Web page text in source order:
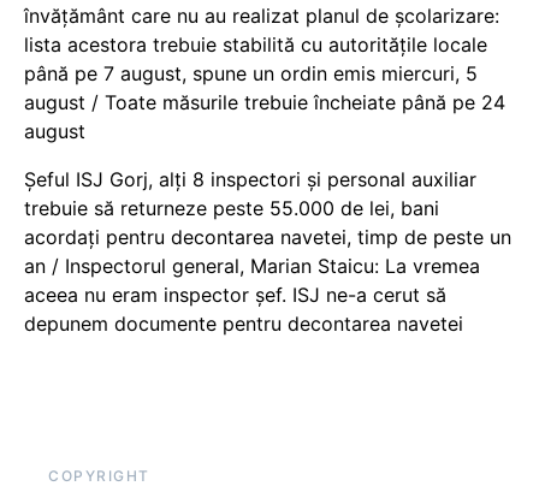
învățământ care nu au realizat planul de școlarizare:
lista acestora trebuie stabilită cu autoritățile locale
până pe 7 august, spune un ordin emis miercuri, 5
august / Toate măsurile trebuie încheiate până pe 24
august
Șeful ISJ Gorj, alți 8 inspectori și personal auxiliar
trebuie să returneze peste 55.000 de lei, bani
acordați pentru decontarea navetei, timp de peste un
an / Inspectorul general, Marian Staicu: La vremea
aceea nu eram inspector șef. ISJ ne-a cerut să
depunem documente pentru decontarea navetei
COPYRIGHT